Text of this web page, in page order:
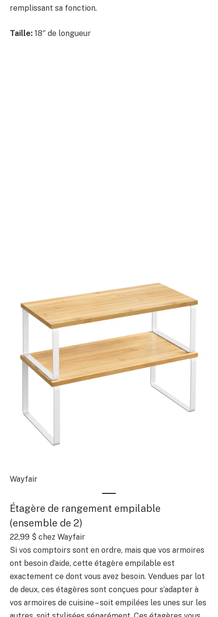
remplissant sa fonction.
Taille: 18″ de longueur
Wayfair
Étagère de rangement empilable
(ensemble de 2)
22,99 $ chez Wayfair
Si vos comptoirs sont en ordre, mais que vos armoires
ont besoin d’aide, cette étagère empilable est
exactement ce dont vous avez besoin. Vendues par lot
de deux, ces étagères sont conçues pour s’adapter à
vos armoires de cuisine – soit empilées les unes sur les